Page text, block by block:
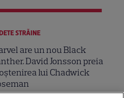
STRĂINE
are un nou Black
David Jonsson preia
lui Chadwick